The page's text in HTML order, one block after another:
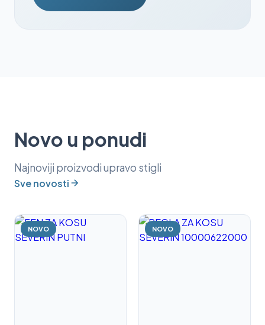
Novo u ponudi
Najnoviji proizvodi upravo stigli
Sve novosti
NOVO NOVO